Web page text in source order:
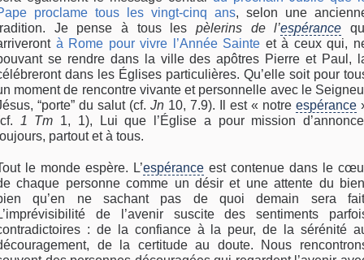
proclame tous les vingt-cinq ans, selon une
Je pense à tous les pèlerins de l’espérance
à Rome pour vivre l’Année Sainte et à ceux qui,
se rendre dans la ville des apôtres Pierre et Paul,
dans les Églises particulières. Qu’elle soit pour
moment de rencontre vivante et personnelle avec le
“porte” du salut (cf. Jn 10, 7.9). Il est « notre espérance
1 Tm 1, 1), Lui que l’Église a pour mission
partout et à tous.
le monde espère. L’espérance est contenue dans le
chaque personne comme un désir et une attente du
qu’en ne sachant pas de quoi demain sera
de l’avenir suscite des sentiments
: de la confiance à la peur, de la sérénité
de la certitude au doute. Nous